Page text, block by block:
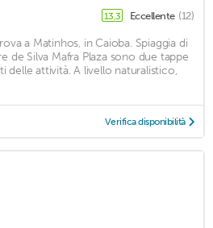
13,3 Eccellente (12)
a Matinhos, in Caioba. Spiaggia di
de Silva Mafra Plaza sono due tappe
delle attività. A livello naturalistico,
Verifica disponibilità